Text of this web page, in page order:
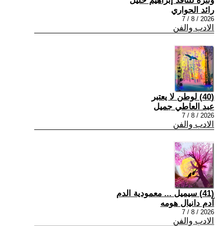
رائد الحواري
2026 / 8 / 7
الادب والفن
(40) لوطن لا يعتبر
عبد العاطي جميل
2026 / 8 / 7
الادب والفن
(41) سيميل ... معمودية الدم
آدم دانيال هومه
2026 / 8 / 7
الادب والفن